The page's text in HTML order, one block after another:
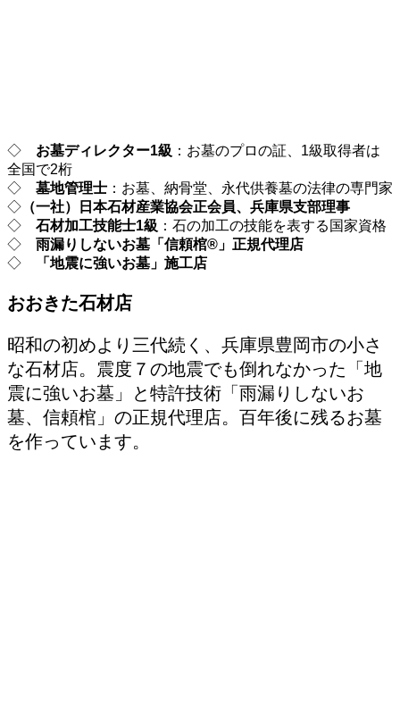
◇ お墓ディレクター1級 ：お墓のプロの証、1級取得者は
全国で2桁
◇ 墓地管理士 ：お墓、納骨堂、永代供養墓の法律の専門家
◇ （一社）日本石材産業協会正会員、兵庫県支部理事
◇ 石材加工技能士1級 ：石の加工の技能を表する国家資格
◇ 雨漏りしないお墓「信頼棺®」正規代理店
◇
「地震に強いお墓」施工店
おおきた石材店
昭和の初めより三代続く、兵庫県豊岡市の小さ
な石材店。震度７の地震でも倒れなかった「地
震に強いお墓」と特許技術「雨漏りしないお
墓、信頼棺」の正規代理店。百年後に残るお墓
を作っています。